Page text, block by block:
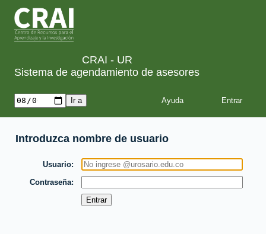
CRAI - UR
Sistema de agendamiento de asesores
Ayuda
Introduzca nombre de usuario
Usuario
Contraseña